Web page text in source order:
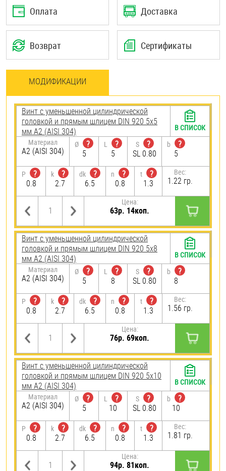
Оплата Доставка
Возврат Сертификаты
МОДИФИКАЦИИ
Винт с уменьшенной цилиндрической
головкой и прямым шлицем DIN 920 5х5
мм А2 (AISI 304)
Материал
А2 (AISI 304)
Ø
?
5
L
?
5
S
?
SL 0.80
b
?
5
P
?
0.8
k
?
2.7
dk
?
6.5
n
?
0.8
t
?
1.3
Вес:
1.22 гр.
Цена:
63р. 14коп.
В СПИСОК
Винт с уменьшенной цилиндрической
головкой и прямым шлицем DIN 920 5х8
мм А2 (AISI 304)
Материал
А2 (AISI 304)
Ø
?
5
L
?
8
S
?
SL 0.80
b
?
8
P
?
0.8
k
?
2.7
dk
?
6.5
n
?
0.8
t
?
1.3
Вес:
1.56 гр.
Цена:
76р. 69коп.
В СПИСОК
Винт с уменьшенной цилиндрической
головкой и прямым шлицем DIN 920 5х10
мм А2 (AISI 304)
Материал
А2 (AISI 304)
Ø
?
5
L
?
10
S
?
SL 0.80
b
?
10
P
?
0.8
k
?
2.7
dk
?
6.5
n
?
0.8
t
?
1.3
Вес:
1.81 гр.
Цена:
94р. 81коп.
В СПИСОК